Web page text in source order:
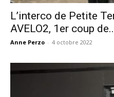
L’interco de Petite
AVELO2, 1er coup
Anne Perzo - 4 octobre 2022